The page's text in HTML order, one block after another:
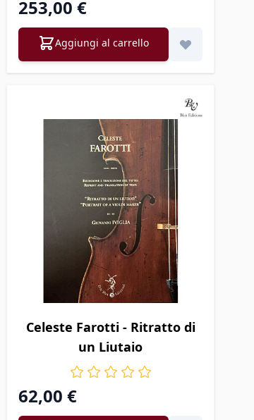
253,00 €
Aggiungi al carrello
Celeste Farotti - Ritratto di
un Liutaio
62,00 €